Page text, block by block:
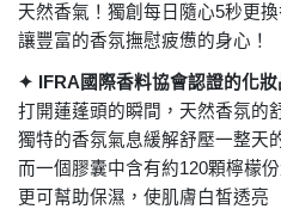
天然香氣！獨創每日隨心5秒更換
讓豐富的香氛撫慰疲憊的身心！
✦ IFRA國際香料協會認證的化
打開蓮蓬頭的瞬間，天然香氛的
獨特的香氛氣息緩解舒壓一整天
而一個膠囊中含有約120顆檸檬
更可幫助保濕，使肌膚白皙透亮